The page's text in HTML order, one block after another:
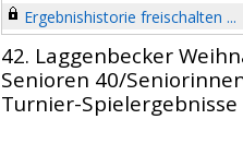
Ergebnishistorie freischalten ...
42. Laggenbecker
Senioren 40/
Turnier-Spielergebnisse